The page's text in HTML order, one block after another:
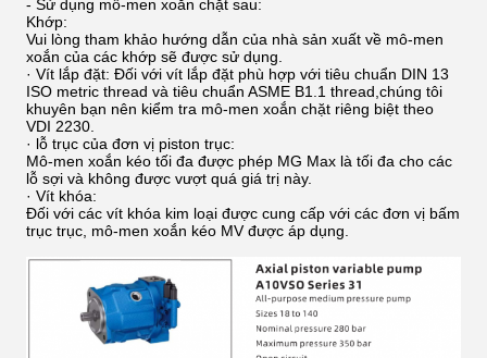
- Sử dụng mô-men xoắn chặt sau:
Khớp:
Vui lòng tham khảo hướng dẫn của nhà sản xuất về mô-men
xoắn của các khớp sẽ được sử dụng.
· Vít lắp đặt: Đối với vít lắp đặt phù hợp với tiêu chuẩn DIN 13
ISO metric thread và tiêu chuẩn ASME B1.1 thread,chúng tôi
khuyên bạn nên kiểm tra mô-men xoắn chặt riêng biệt theo
VDI 2230.
· lỗ trục của đơn vị piston trục:
Mô-men xoắn kéo tối đa được phép MG Max là tối đa cho các
lỗ sợi và không được vượt quá giá trị này.
· Vít khóa:
Đối với các vít khóa kim loại được cung cấp với các đơn vị bấm
trục trục, mô-men xoắn kéo MV được áp dụng.